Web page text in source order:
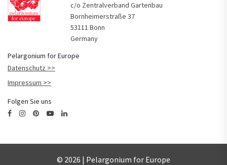
c/o Zentralverband Gartenbau
Bornheimerstraße 37
53111 Bonn
Germany
Pelargonium for Europe
Datenschutz
Impressum
Folgen Sie uns
© 2026 | Pelargonium for Europe